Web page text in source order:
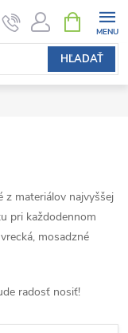
HĽADAŤ
KOŠÍK
z materiálov najvyššej
pri každodennom
mosadzné
radosť nosiť!